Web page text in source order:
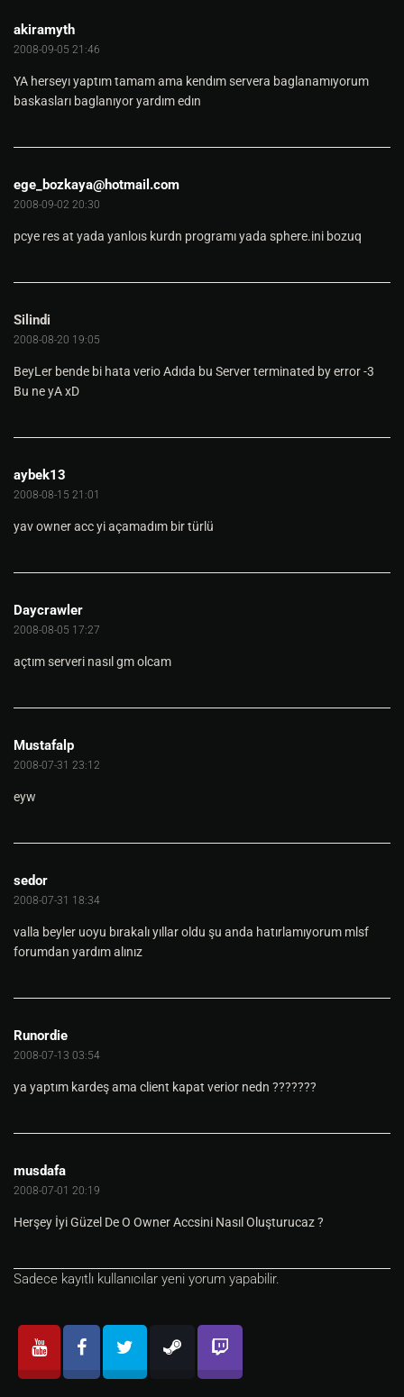
akiramyth
2008-09-05 21:46
YA herseyı yaptım tamam ama kendım servera baglanamıyorum
baskasları baglanıyor yardım edın
ege_bozkaya@hotmail.com
2008-09-02 20:30
pcye res at yada yanloıs kurdn programı yada sphere.ini bozuq
Silindi
2008-08-20 19:05
BeyLer bende bi hata verio Adıda bu Server terminated by error -3
Bu ne yA xD
aybek13
2008-08-15 21:01
yav owner acc yi açamadım bir türlü
Daycrawler
2008-08-05 17:27
açtım serveri nasıl gm olcam
Mustafalp
2008-07-31 23:12
eyw
sedor
2008-07-31 18:34
valla beyler uoyu bırakalı yıllar oldu şu anda hatırlamıyorum mlsf
forumdan yardım alınız
Runordie
2008-07-13 03:54
ya yaptım kardeş ama client kapat verior nedn ???????
musdafa
2008-07-01 20:19
Herşey İyi Güzel De O Owner Accsini Nasıl Oluşturucaz ?
Sadece kayıtlı kullanıcılar yeni yorum yapabilir.